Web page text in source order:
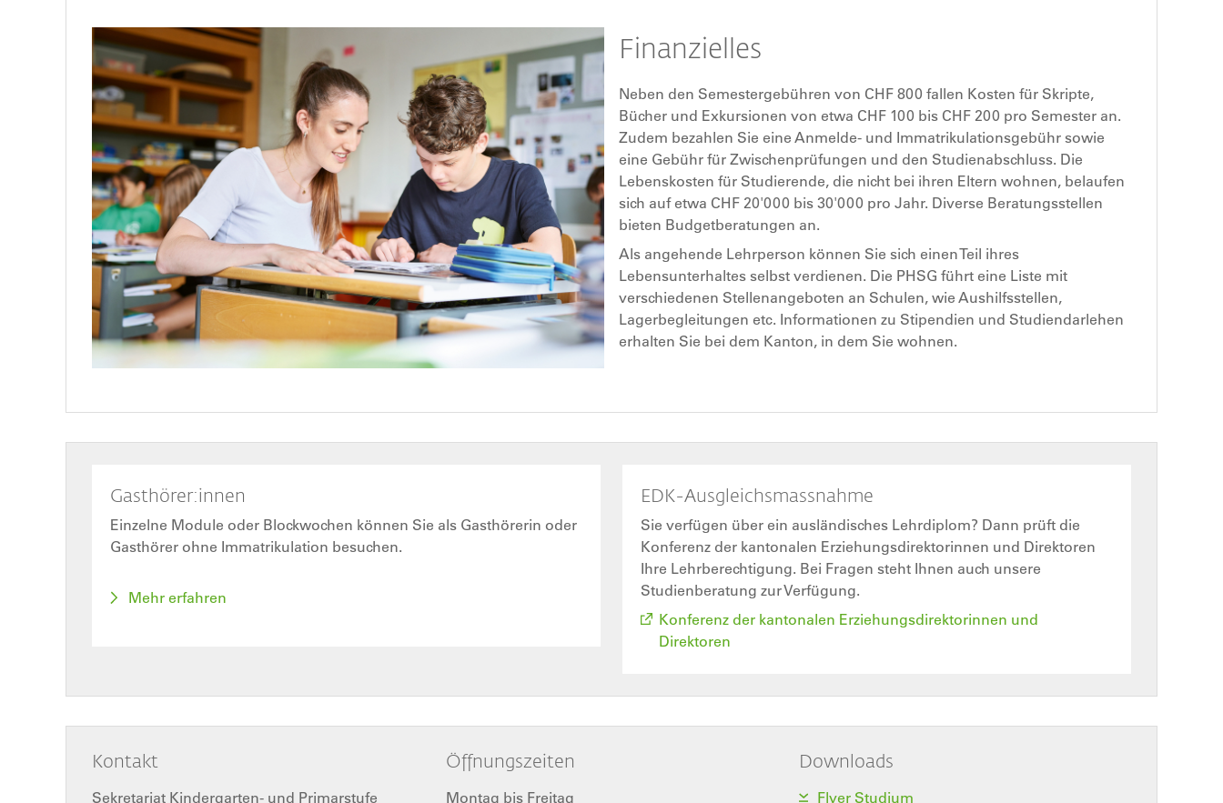
Finanzielles
Neben den Semestergebühren von CHF 800 fallen Kosten für Skripte,
Bücher und Exkursionen von etwa CHF 100 bis CHF 200 pro Semester an.
Zudem bezahlen Sie eine Anmelde- und Immatrikulationsgebühr sowie
eine Gebühr für Zwischenprüfungen und den Studienabschluss. Die
Lebenskosten für Studierende, die nicht bei ihren Eltern wohnen, belaufen
sich auf etwa CHF 20'000 bis 30'000 pro Jahr. Diverse Beratungsstellen
bieten Budgetberatungen an.
Als angehende Lehrperson können Sie sich einen Teil ihres
Lebensunterhaltes selbst verdienen. Die PHSG führt eine Liste mit
verschiedenen Stellenangeboten an Schulen, wie Aushilfsstellen,
Lagerbegleitungen etc. Informationen zu Stipendien und Studiendarlehen
erhalten Sie bei dem Kanton, in dem Sie wohnen.
Gasthörer:innen
Einzelne Module oder Blockwochen können Sie als Gasthörerin oder
Gasthörer ohne Immatrikulation besuchen.
Mehr erfahren
EDK-Ausgleichsmassnahme
Sie verfügen über ein ausländisches Lehrdiplom? Dann prüft die
Konferenz der kantonalen Erziehungsdirektorinnen und Direktoren
Ihre Lehrberechtigung. Bei Fragen steht Ihnen auch unsere
Studienberatung zur Verfügung.
Konferenz der kantonalen Erziehungsdirektorinnen und
Direktoren
Kontakt
Sekretariat Kindergarten- und Primarstufe
Öffnungszeiten
Montag bis Freitag
Downloads
Flyer Studium